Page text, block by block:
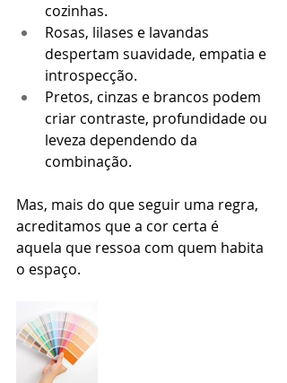
cozinhas.
Rosas, lilases e lavandas
despertam suavidade, empatia e
introspecção.
Pretos, cinzas e brancos podem
criar contraste, profundidade ou
leveza dependendo da
combinação.
Mas, mais do que seguir uma regra,
acreditamos que a cor certa é
aquela que ressoa com quem habita
o espaço.